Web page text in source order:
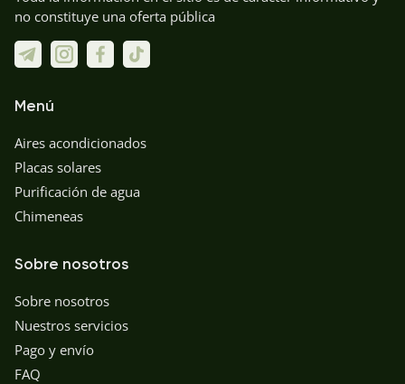
no constituye una oferta pública
Menú
Aires acondicionados
Placas solares
Purificación de agua
Chimeneas
Sobre nosotros
Sobre nosotros
Nuestros servicios
Pago y envío
FAQ